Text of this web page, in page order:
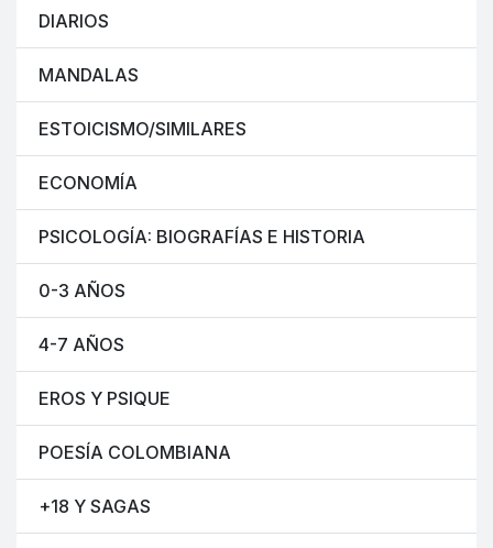
DIARIOS
MANDALAS
ESTOICISMO/SIMILARES
ECONOMÍA
PSICOLOGÍA: BIOGRAFÍAS E HISTORIA
0-3 AÑOS
4-7 AÑOS
EROS Y PSIQUE
POESÍA COLOMBIANA
+18 Y SAGAS